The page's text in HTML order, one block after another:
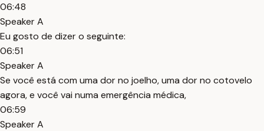
06:48
Speaker A
Eu gosto de dizer o seguinte:
06:51
Speaker A
Se você está com uma dor no joelho, uma dor no cotovelo
agora, e você vai numa emergência médica,
06:59
Speaker A